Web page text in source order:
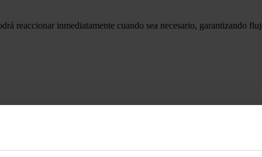
reaccionar inmediatamente cuando sea necesario, garantizando